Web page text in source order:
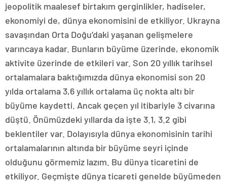
jeopolitik maalesef birtakım gerginlikler, hadiseler,
ekonomiyi de, dünya ekonomisini de etkiliyor. Ukrayna
savaşından Orta Doğu’daki yaşanan gelişmelere
varıncaya kadar. Bunların büyüme üzerinde, ekonomik
aktivite üzerinde de etkileri var. Son 20 yıllık tarihsel
ortalamalara baktığımızda dünya ekonomisi son 20
yılda ortalama 3,6 yıllık ortalama üç nokta altı bir
büyüme kaydetti. Ancak geçen yıl itibariyle 3 civarına
düştü. Önümüzdeki yıllarda da işte 3.1, 3.2 gibi
beklentiler var. Dolayısıyla dünya ekonomisinin tarihi
ortalamalarının altında bir büyüme seyri içinde
olduğunu görmemiz lazım. Bu dünya ticaretini de
etkiliyor. Geçmişte dünya ticareti genelde büyümeden